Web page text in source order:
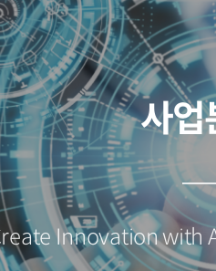
사업
Innovation with